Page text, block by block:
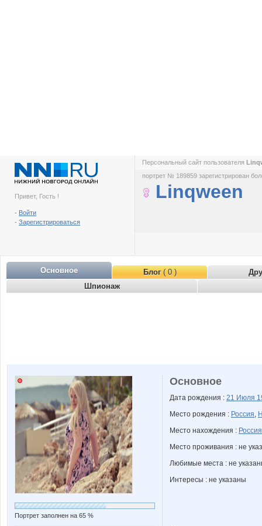
Привет, Гость !
- Войти
- Зарегистрироваться
Персональный сайт пользователя
портрет № 189859 зарегистрирован
Linqween
Основное Блог( 0 )
Шпионаж
Портрет заполнен на 65 %
Основное
Дата рождения : 21 Июля
Место рождения : Россия,
Место нахождения : Россия
Место проживания : не
Любимые места : не
Интересы : не указаны